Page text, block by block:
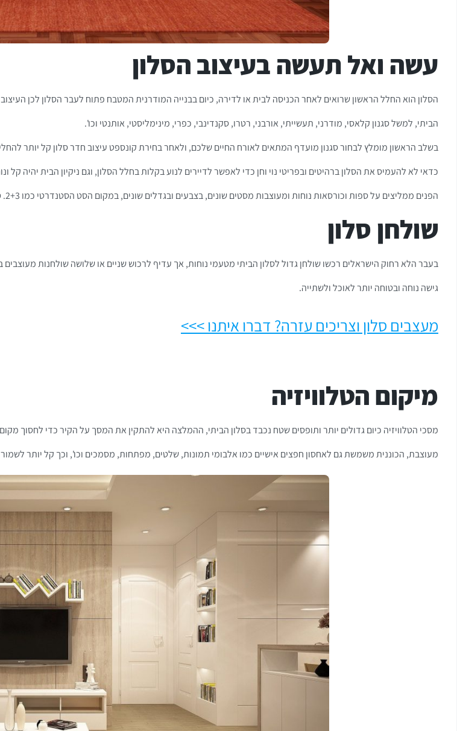
עשה ואל תעשה בעיצוב הסלון
הסלון הוא החלל הראשון שרואים לאחר הכניסה לבית או לדירה, כיום בבנייה המודרנית המטבח פתוח לעבר הסלון לכן העיצוב
הביתי, למשל סגנון קלאסי, מודרני, תעשייתי, אורבני, רטרו, סקנדינבי, כפרי, מינימליסטי, אותנטי וכו'.
בשלב הראשון מומלץ לבחור סגנון מועדף המתאים לאורח החיים שלכם, ולאחר בחירת קונספט עיצוב חדר סלון קל יותר
כדאי לא להעמיס את הסלון ברהיטים ובפריטי נוי וחן כדי לאפשר לדיירים לנוע בקלות בחלל הסלון, וגם ניקיון הבית יהיה
הפנים ממליצים על ספות וכורסאות נוחות ומעוצבות מסטים שונים, בצבעים ובגדלים שונים, במקום הסט הסטנדרטי כמו 2+3. סלון מרובע כדאי להניח ספה בצורת ריש או לבחור ספה עם שזלונג לניצול מיטבי של החלל.
שולחן סלון
בעבר הלא רחוק הישראלים רכשו שולחן גדול לסלון הביתי מטעמי נוחות, אך עדיף לרכוש שניים או שלושה שולחנות
גישה נוחה ובטוחה יותר לאוכל ולשתייה.
מעצבים סלון וצריכים עזרה? דברו איתנו >>>
מיקום הטלוויזיה
מסכי הטלוויזיה כיום גדולים יותר ותופסים שטח נכבד בסלון הביתי, ההמלצה היא להתקין את המסך על הקיר כדי לחסוך
מעוצבת, הכוננית משמשת גם לאחסון חפצים אישיים כמו אלבומי תמונות, שלטים, מפתחות, מסמכים וכו', וכך קל יותר לשמור